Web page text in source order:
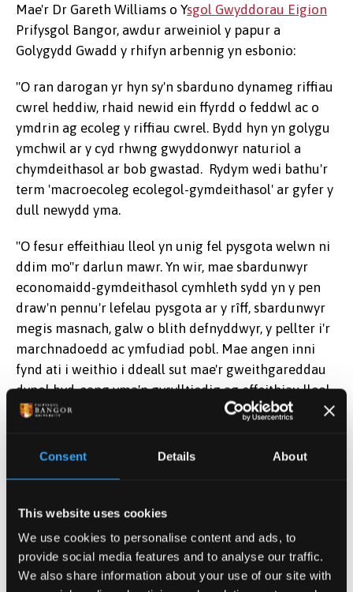
Consent Details About
This website uses cookies
We use cookies to personalise content and ads, to
provide social media features and to analyse our traffic.
We also share information about your use of our site with
Mae'r Dr Gareth Williams o Ysgol Gwyddorau Eigion
Prifysgol Bangor, awdur arweiniol y papur a
Golygydd Gwadd y rhifyn arbennig yn esbonio:
"O ran darogan yr hyn sy'n sbarduno dynameg riffiau
cwrel heddiw, rhaid newid ein ffyrdd o feddwl ac o
ymdrin ag ecoleg y riffiau cwrel. Bydd hyn yn golygu
ymchwil ar y cyd rhwng gwyddonwyr naturiol a
chymdeithasol ar bob gwastad. Rydym wedi bathu'r
term 'macroecoleg ecolegol-gymdeithasol' ar gyfer y
dull newydd yma.
"O fesur effeithiau lleol yn unig fel pysgota welwn ni
ddim mo''r darlun mawr. Yn wir, mae sbardunwyr
economaidd-gymdeithasol cymhleth sydd yn y pen
draw'n pennu'r lefelau pysgota ar y rîff, sbardunwyr
megis masnach, galw o blith defnyddwyr, y pellter i'r
marchnadoedd ac ymfudiad pobl. Mae angen inni
fynd ati i weithio i ddeall sut mae'r gweithgareddau
dynol byd-eang yma'n gysylltiedig ag effeithiau lleol
fel pysgota, a sut maent yn rhyngweithio â'u gilydd ar
Gwadd a'r
yr Athro
Nicholas